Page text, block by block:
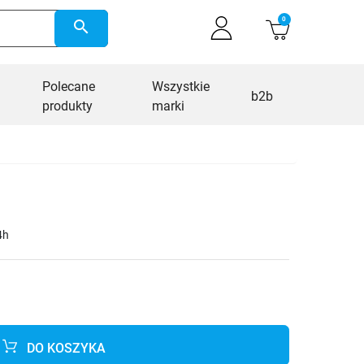
search 0
Polecane
produkty
Wszystkie
marki
b2b
DO KOSZYKA